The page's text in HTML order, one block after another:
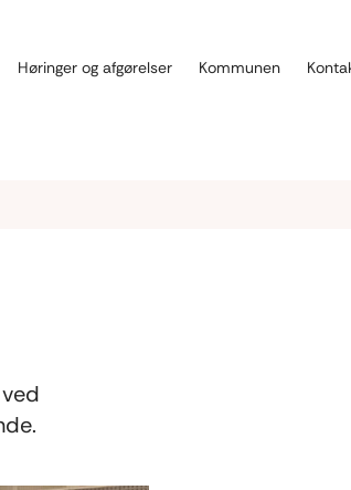
Høringer og afgørelser Kommunen